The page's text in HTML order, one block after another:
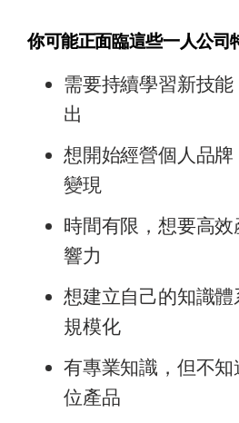
你可能正面臨這些一人公司
需要持續學習新技
出
想開始經營個人品
變現
時間有限，想要高
響力
想建立自己的知識
規模化
有專業知識，但不
位產品